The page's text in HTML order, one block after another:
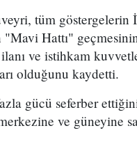
tüm göstergelerin
Hattı"
ve istihkam
olduğunu kaydetti.
gücü seferber
ve güneyine